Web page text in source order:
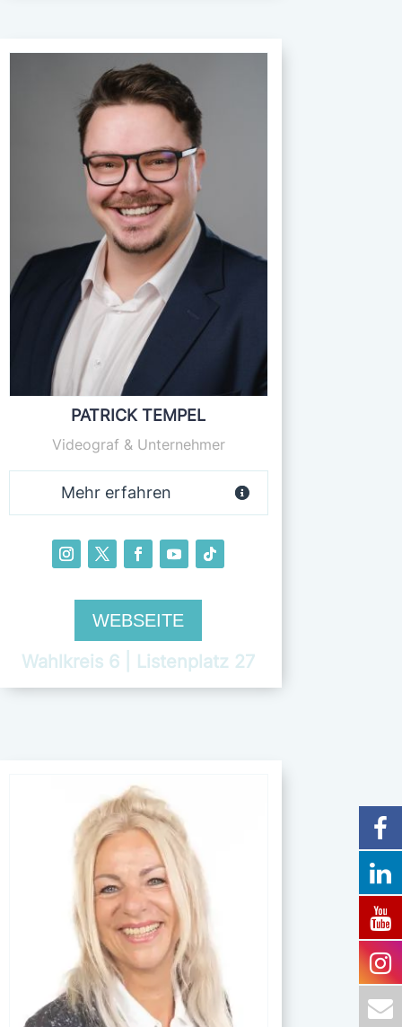
PATRICK TEMPEL
Videograf & Unternehmer
Mehr erfahren
WEBSEITE
Wahlkreis 6 | Listenplatz 27